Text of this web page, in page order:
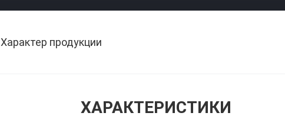
Характер продукции
ХАРАКТЕРИСТИКИ